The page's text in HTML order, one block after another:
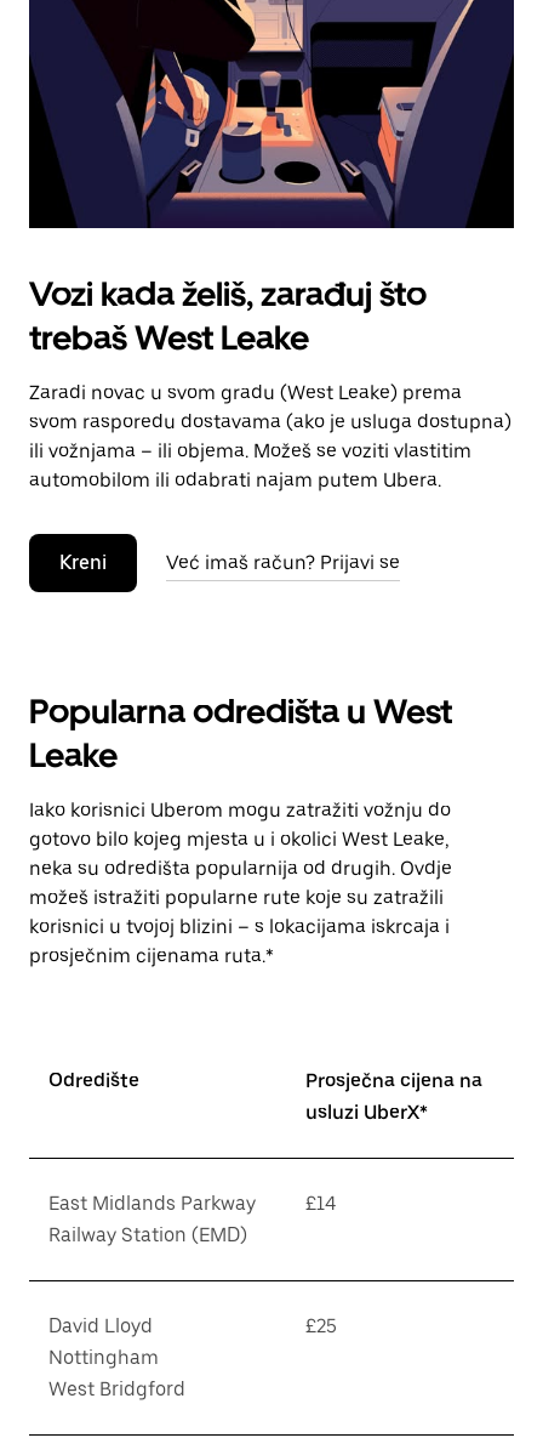
kalendara.
Vozi kada želiš, zarađuj što
trebaš West Leake
Zaradi novac u svom gradu (West Leake) prema
svom rasporedu dostavama (ako je usluga dostupna)
ili vožnjama – ili objema. Možeš se voziti vlastitim
automobilom ili odabrati najam putem Ubera.
Kreni Već imaš račun? Prijavi se
Popularna odredišta u West
Leake
Iako korisnici Uberom mogu zatražiti vožnju do
gotovo bilo kojeg mjesta u i okolici West Leake,
neka su odredišta popularnija od drugih. Ovdje
možeš istražiti popularne rute koje su zatražili
korisnici u tvojoj blizini – s lokacijama iskrcaja i
prosječnim cijenama ruta.*
Odredište
Prosječna cijena na
usluzi UberX*
East Midlands Parkway
Railway Station (EMD)
£14
David Lloyd
Nottingham
West Bridgford
£25